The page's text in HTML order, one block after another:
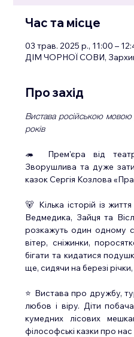
Час та місце
03 трав. 2025 р., 11:00 –
ДІМ ЧОРНОЇ СОВИ,
Про захід
Вистава російською мовою
років
🦔 Прем'єра від
Зворушлива та дуже
казок Сергія Козлова
🐻 Кілька історій із
Ведмедика, Зайця та
розкажуть один одному
вітер, сніжинки,
бігати та кидатися
ще, сидячи на березі річки,
⭐ Вистава про дружбу,
любов і віру. Діти
кумедних лісових
філософські казки про нас